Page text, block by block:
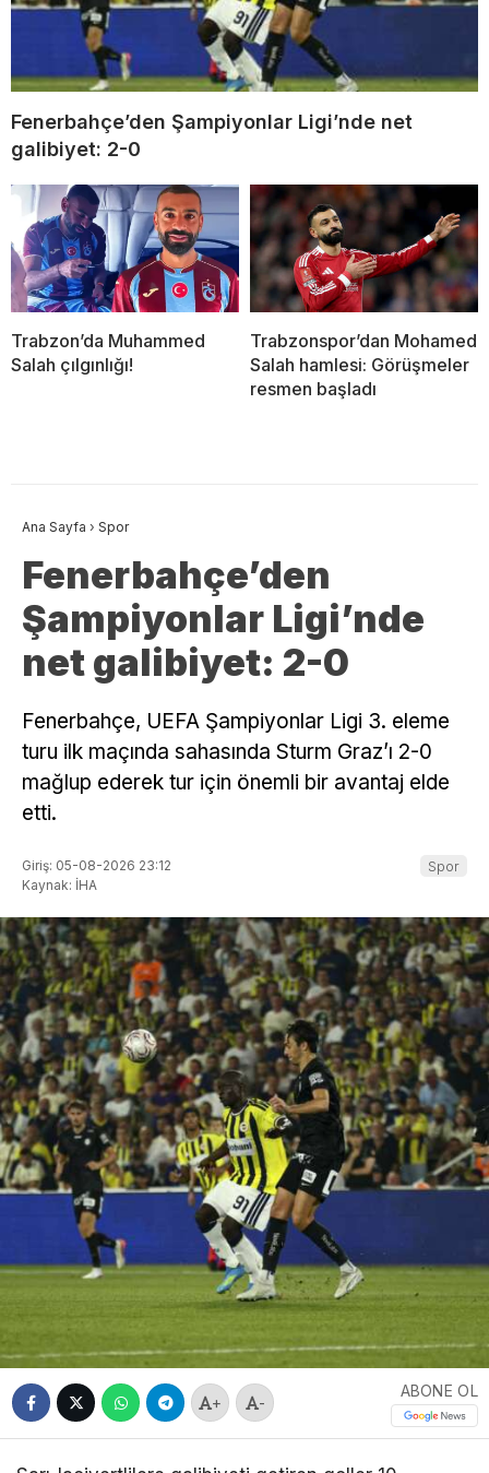
Fenerbahçe’den Şampiyonlar Ligi’nde net
galibiyet: 2-0
Trabzon’da Muhammed
Salah çılgınlığı!
Trabzonspor’dan Mohamed
Salah hamlesi: Görüşmeler
resmen başladı
Ana Sayfa › Spor
Fenerbahçe’den
Şampiyonlar Ligi’nde
net galibiyet: 2-0
Fenerbahçe, UEFA Şampiyonlar Ligi 3. eleme
turu ilk maçında sahasında Sturm Graz’ı 2-0
mağlup ederek tur için önemli bir avantaj elde
etti.
Giriş: 05-08-2026 23:12
Kaynak: İHA
Spor
+ -
ABONE OL